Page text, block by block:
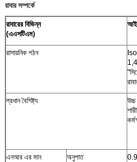
রাবার সম্পর্কে
রাবারের বিভিন্ন
(এএসটিএম)
রাসায়নিক গঠন
প্রধান বৈশিষ্ট্য
এনআর এর মান অনুপাত